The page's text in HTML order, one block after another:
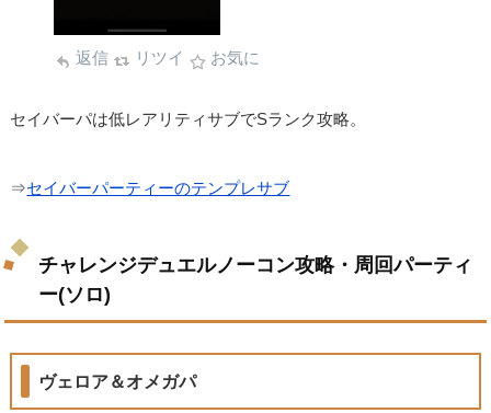
返信 リツイ お気に
セイバーパは低レアリティサブでSランク攻略。
⇒セイバーパーティーのテンプレサブ
チャレンジデュエルノーコン攻略・周回パーティ
ー(ソロ)
ヴェロア＆オメガパ